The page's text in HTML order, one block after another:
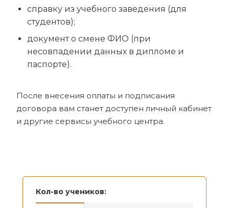
справку из учебного заведения (для
студентов);
документ о смене ФИО (при
несовпадении данных в дипломе и
паспорте).
После внесения оплаты и подписания
договора вам станет доступен личный кабинет
и другие сервисы учебного центра.
Кол-во учеников: